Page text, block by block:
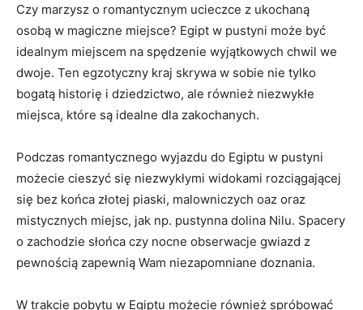
Czy marzysz‍ o romantycznym ucieczce z ukochaną
osobą w magiczne miejsce? Egipt w pustyni może być
idealnym ​miejscem na spędzenie wyjątkowych chwil we⁤
dwoje.⁣ Ten egzotyczny ‌kraj skrywa w sobie nie​ tylko
bogatą historię i dziedzictwo,⁣ ale również niezwykłe
miejsca, które są​ idealne dla zakochanych.
Podczas romantycznego wyjazdu do Egiptu w pustyni ​
możecie cieszyć się niezwykłymi widokami rozciągającej
się bez końca złotej piaski, malowniczych oaz oraz
mistycznych‌ miejsc, jak np. pustynna dolina Nilu.⁣ Spacery
o zachodzie słońca czy nocne obserwacje gwiazd z⁣
pewnością zapewnią Wam niezapomniane doznania.
W trakcie pobytu w Egiptu ‌możecie również spróbować